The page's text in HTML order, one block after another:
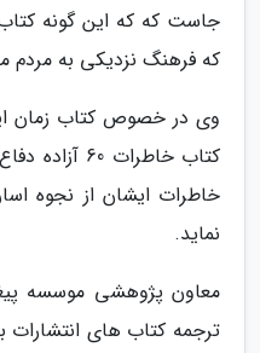
جاست که که این گونه
که فرهنگ نزدیکی به مردم
وی در خصوص کتاب زمان
کتاب
خاطرات ایشان از نجوه
نماید.
معاون پژوهشی موسسه
ترجمه کتاب های انتشارات